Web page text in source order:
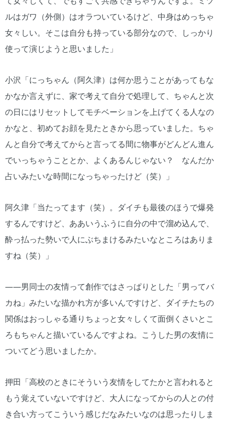
ルはガワ（外側）はオラついているけど、中身はめっちゃ
女々しい。そこは自分も持っている部分なので、しっかり
使って演じようと思いました」
小沢「にっちゃん（阿久津）は何か思うことがあってもな
かなか言えずに、家で考えて自分で処理して、ちゃんと次
の日にはリセットしてモチベーションを上げてくる人なの
かなと、初めてお顔を見たときから思っていました。ちゃ
んと自分で考えてからと言ってる間に物事がどんどん進ん
でいっちゃうこととか、よくあるんじゃない？ なんだか
占いみたいな時間になっちゃったけど（笑）」
阿久津「当たってます（笑）。ダイチも最後のほうで爆発
するんですけど、ああいうふうに自分の中で溜め込んで、
酔っ払った勢いで人にぶちまけるみたいなところはありま
すね（笑）」
――男同士の友情って創作ではさっぱりとした「男ってバ
カね」みたいな描かれ方が多いんですけど、ダイチたちの
関係はおっしゃる通りちょっと女々しくて面倒くさいとこ
ろもちゃんと描いているんですよね。こうした男の友情に
ついてどう思いましたか。
押田「高校のときにそういう友情をしてたかと言われると
もう覚えていないですけど、大人になってからの人との付
き合い方ってこういう感じだなみたいなのは思ったりしま